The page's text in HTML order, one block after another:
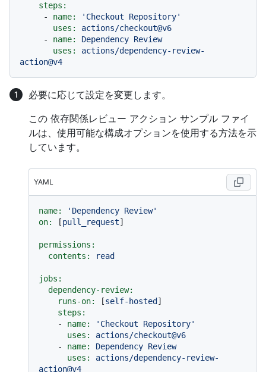
steps:
-
name:
'Checkout Repository'
uses:
actions/checkout@v6
-
name: Dependency Review
uses:
actions/dependency-review-
action@v4
必要に応じて設定を変更します。
この 依存関係レビュー アクション サンプル ファイ
ルは、使用可能な構成オプションを使用する方法を示
しています。
YAML
name:
'Dependency Review'
on:
[pull_request]
permissions:
contents:
read
jobs:
dependency-review:
runs-on:
[self-hosted ]
steps:
-
name:
'Checkout Repository'
uses:
actions/checkout@v6
-
name: Dependency Review
uses:
actions/dependency-review-
action@v4